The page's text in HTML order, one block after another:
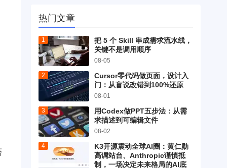
热门文章
把 5 个 Skill 串成需求流水线，
关键不是调用顺序
08-05
Cursor零代码做页面，设计入
门：从盲说改错到100%还原
08-01
用Codex做PPT五步法：从需
求描述到可编辑文件
08-02
K3开源震动全球AI圈：黄仁勋
高调站台、Anthropic谨慎抵
制，一场决定未来格局的AI底